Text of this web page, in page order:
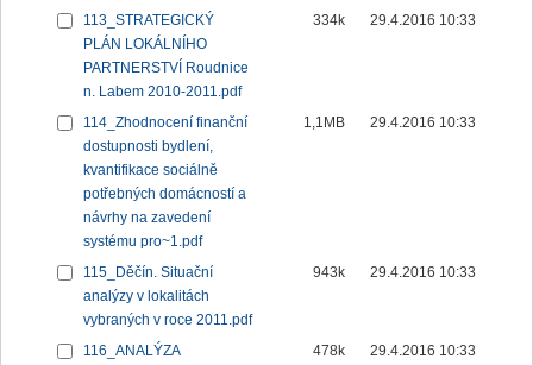
113_STRATEGICKÝ
PLÁN LOKÁLNÍHO
PARTNERSTVÍ Roudnice
n. Labem 2010-2011.pdf
334k 29.4.2016 10:33
114_Zhodnocení finanční
dostupnosti bydlení,
kvantifikace sociálně
potřebných domácností a
návrhy na zavedení
systému pro~1.pdf
1,1MB 29.4.2016 10:33
115_Děčín. Situační
analýzy v lokalitách
vybraných v roce 2011.pdf
943k 29.4.2016 10:33
116_ANALÝZA
478k 29.4.2016 10:33